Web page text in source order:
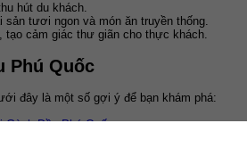
hút du khách.
tươi ngon và món ăn truyền thống.
tạo cảm giác thư giãn cho thực khách.
Phú Quốc
đây là một số gợi ý để bạn khám phá:
Dầu Phú Quốc